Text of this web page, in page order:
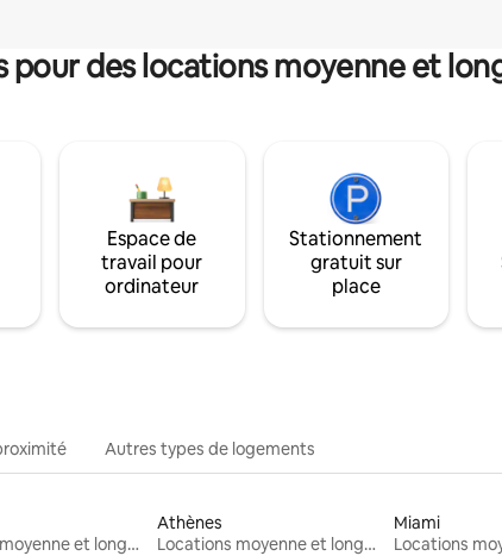
pour des locations moyenne et
Espace de
travail pour
ordinateur
Stationnement
gratuit sur
place
Autres types de logements
Locations moyenne et longue durée
Athènes
Locations moyenne et longue durée
Miami